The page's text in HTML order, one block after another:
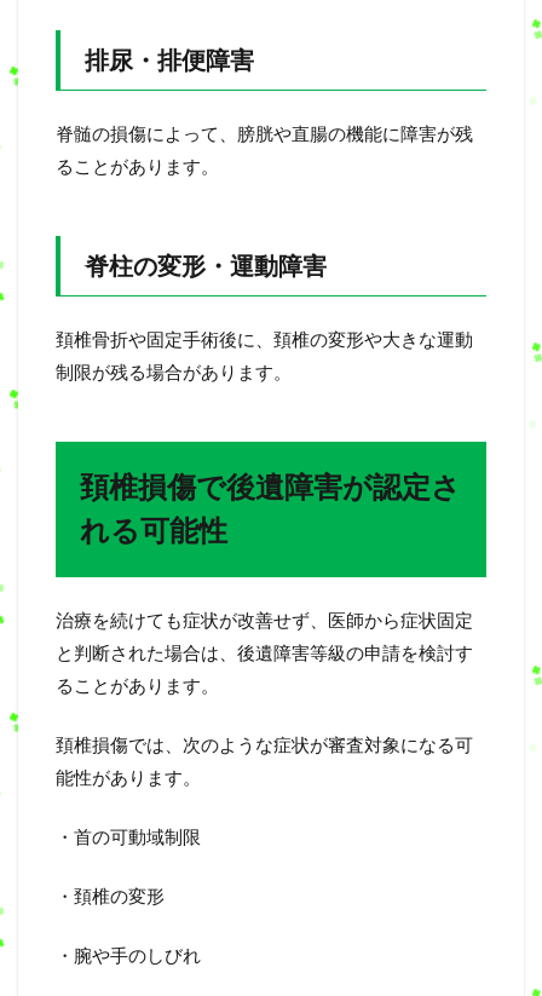
排尿・排便障害
脊髄の損傷によって、膀胱や直腸の機能に障害が残
ることがあります。
脊柱の変形・運動障害
頚椎骨折や固定手術後に、頚椎の変形や大きな運動
制限が残る場合があります。
頚椎損傷で後遺障害が認定さ
れる可能性
治療を続けても症状が改善せず、医師から症状固定
と判断された場合は、後遺障害等級の申請を検討す
ることがあります。
頚椎損傷では、次のような症状が審査対象になる可
能性があります。
・首の可動域制限
・頚椎の変形
・腕や手のしびれ